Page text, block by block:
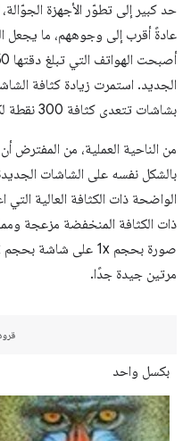
حد كبير إلى تطوّر الأجهزة
الجديد. استمرت زيادة كثافة
بشاشات تتعدى كثافة 300 نقطة لكل بوصة.
من الناحية العملية، من المفترض
بالشكل نفسه على الشاشات
الواضحة ذات الكثافة العالية
ذات الكثافة المنخفضة مزعجة
مرتين جيدة جدًا.
بكسل واحد